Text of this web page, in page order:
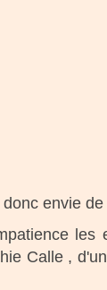
envie de
les
Calle ,